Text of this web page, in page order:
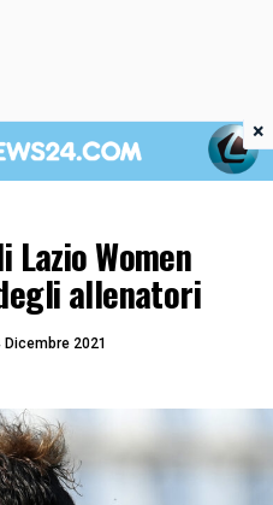
Women
allenatori
Dicembre 2021
×